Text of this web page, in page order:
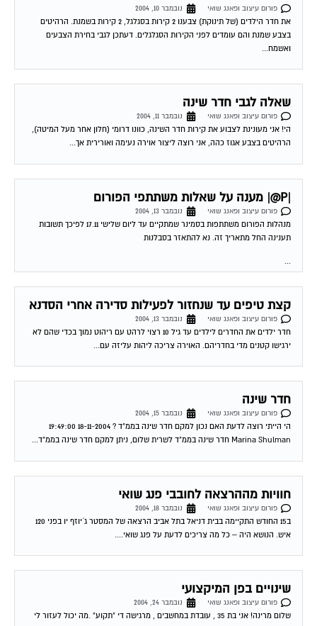
בצבע שמנת והם עומדים לפני הקירות הסגלגלים. דעתכן לגבי בחירת הצבעים
ואשמח...
שאלה לגבי חדר שינה
פורום עיצוב ופאנג שואי
הי! אני מעונינת לצבוע את קירות חדר השינה, כוונו דרומי (חלון אחר מעל המיטה),
הרהיטים בצבע אגוז כהה, אני רוצה ליצור אוירה נעימה ואורירית אך...
|P@| מענה על שאלות משתתפי הפורום
פורום עיצוב ופאנג שואי
נובמבר 13, 2004
תענינה החל מתאריך זה. נא להתאזר בסבלנות
קצת טיפים עד שנחזור לפעילות סדירה אחרי הסדנא
פורום עיצוב ופאנג שואי
נובמבר 13, 2004
חדר ילדים את החדרים לילדים עד גיל 10 רצוי לרהט עם ריהוט נמוך בכדי שהם לא
ירגישו קטנים מדי בחדריהם. האוירה צריכה ליהות עליזה עם...
חדר שינה
פורום עיצוב ופאנג שואי
Marina Shulman חדר שינה בממ"ד לשרית שלום, ניתן למקם חדר שינה בממ"ד...
חוויות מההרצאה לחובבי פנג שואי
פורום עיצוב ופאנג שואי
נובמבר 18, 2004
איש. הנושא היה – כל מה צריכים לדעת על פנג שואי....
שינויים בפן המיקצועי
פורום עיצוב ופאנג שואי
נובמבר 24, 2004
שלום מרינה! אני בת 35 , עובדת במחשבים , מרגישה די "תקוע" .מה יכול לעזור לי
להתקדם מבחינה מיקצועית וגם להכניס שפע לביתי? נולדתי 12/10/68....